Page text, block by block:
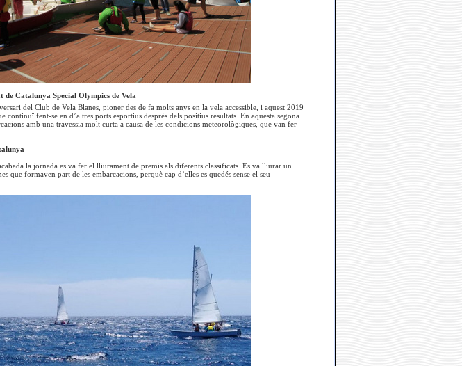
de Catalunya Special Olympics de Vela
del Club de Vela Blanes, pioner des de fa molts anys en la vela accessible, i aquest 2019
continuï fent-se en d’altres ports esportius després dels positius resultats. En aquesta segona
amb una travessia molt curta a causa de les condicions meteorològiques, que van fer
la jornada es va fer el lliurament de premis als diferents classificats. Es va lliurar un
que formaven part de les embarcacions, perquè cap d’elles es quedés sense el seu